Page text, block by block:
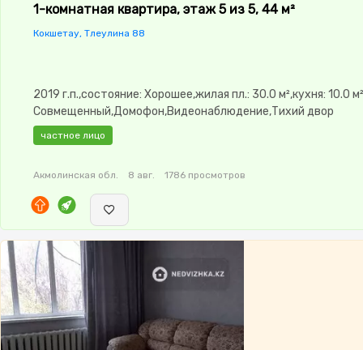
1-комнатная квартира, этаж 5 из 5, 44 м²
Кокшетау, Тлеулина 88
2019 г.п.,состояние: Хорошее,жилая пл.: 30.0 м²,кухня: 10.0
Совмещенный,Домофон,Видеонаблюдение,Тихий двор
частное лицо
Акмолинская обл. 8 авг. 1786 просмотров